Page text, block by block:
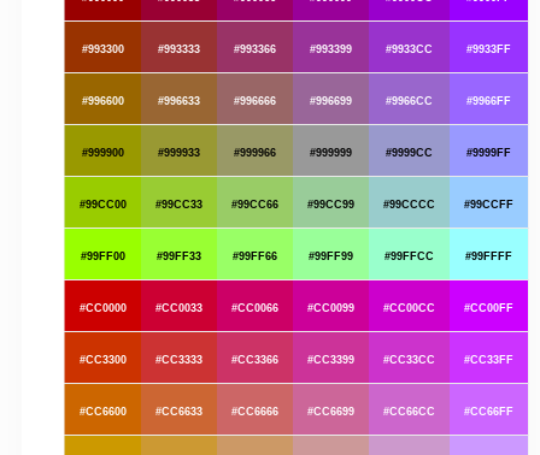
#993300 #993333 #993366 #993399 #9933CC #9933FF
#996600 #996633 #996666 #996699 #9966CC #9966FF
#999900 #999933 #999966 #999999 #9999CC #9999FF
#99CC00 #99CC33 #99CC66 #99CC99 #99CCCC #99CCFF
#99FF00 #99FF33 #99FF66 #99FF99 #99FFCC #99FFFF
#CC0000 #CC0033 #CC0066 #CC0099 #CC00CC #CC00FF
#CC3300 #CC3333 #CC3366 #CC3399 #CC33CC #CC33FF
#CC6600 #CC6633 #CC6666 #CC6699 #CC66CC #CC66FF